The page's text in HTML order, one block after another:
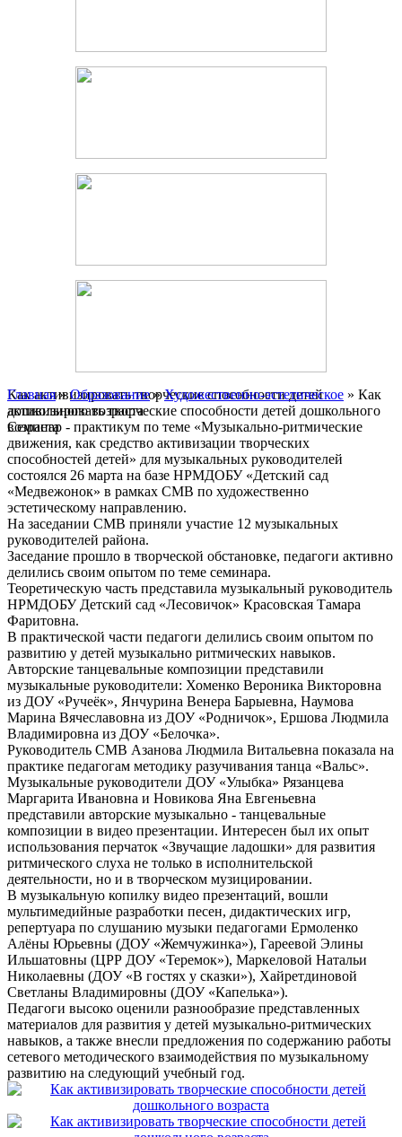
Главная»Образование»Художественно-эстетическое » Как
активизировать творческие способности детей дошкольного
возраста
Как активизировать творческие способности детей
дошкольного возраста
Семинар - практикум по теме «Музыкально-ритмические
движения, как средство активизации творческих
способностей детей» для музыкальных руководителей
состоялся 26 марта на базе НРМДОБУ «Детский сад
«Медвежонок» в рамках СМВ по художественно
эстетическому направлению.
На заседании СМВ приняли участие 12 музыкальных
руководителей района.
Заседание прошло в творческой обстановке, педагоги активно
делились своим опытом по теме семинара.
Теоретическую часть представила музыкальный руководитель
НРМДОБУ Детский сад «Лесовичок» Красовская Тамара
Фаритовна.
В практической части педагоги делились своим опытом по
развитию у детей музыкально ритмических навыков.
Авторские танцевальные композиции представили
музыкальные руководители: Хоменко Вероника Викторовна
из ДОУ «Ручеёк», Янчурина Венера Барыевна, Наумова
Марина Вячеславовна из ДОУ «Родничок», Ершова Людмила
Владимировна из ДОУ «Белочка».
Руководитель СМВ Азанова Людмила Витальевна показала на
практике педагогам методику разучивания танца «Вальс».
Музыкальные руководители ДОУ «Улыбка» Рязанцева
Маргарита Ивановна и Новикова Яна Евгеньевна
представили авторские музыкально - танцевальные
композиции в видео презентации. Интересен был их опыт
использования перчаток «Звучащие ладошки» для развития
ритмического слуха не только в исполнительской
деятельности, но и в творческом музицировании.
В музыкальную копилку видео презентаций, вошли
мультимедийные разработки песен, дидактических игр,
репертуара по слушанию музыки педагогами Ермоленко
Алёны Юрьевны (ДОУ «Жемчужинка»), Гареевой Элины
Ильшатовны (ЦРР ДОУ «Теремок»), Маркеловой Натальи
Николаевны (ДОУ «В гостях у сказки»), Хайретдиновой
Светланы Владимировны (ДОУ «Капелька»).
Педагоги высоко оценили разнообразие представленных
материалов для развития у детей музыкально-ритмических
навыков, а также внесли предложения по содержанию работы
сетевого методического взаимодействия по музыкальному
развитию на следующий учебный год.